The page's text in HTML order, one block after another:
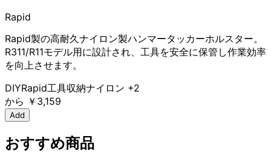
Rapid
Rapid製の高耐久ナイロン製ハンマータッカーホルスター。
R311/R11モデル用に設計され、工具を安全に保管し作業効率
を向上させます。
DIYRapid工具収納ナイロン +2
から ￥3,159
Add
おすすめ商品